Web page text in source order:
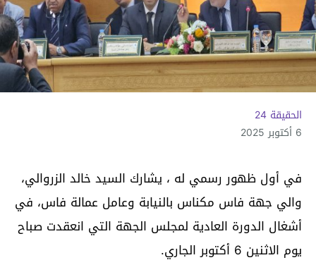
الحقيقة 24
6 أكتوبر 2025
في أول ظهور رسمي له ، يشارك السيد خالد الزروالي،
والي جهة فاس مكناس بالنيابة وعامل عمالة فاس، في
أشغال الدورة العادية لمجلس الجهة التي انعقدت صباح
يوم الاثنين 6 أكتوبر الجاري.